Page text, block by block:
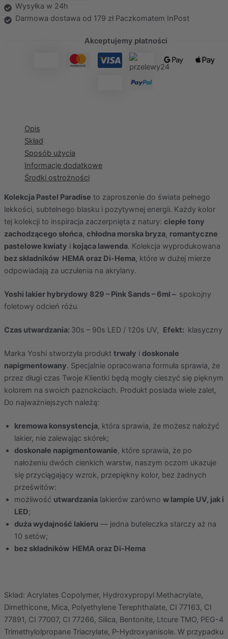
Wysyłka w 24h
Darmowa dostawa od 179 zł Paczkomatem InPost
Akceptujemy płatności
Opis
Skład
Sposób użycia
Informacje dodatkowe
Środki ostrożności
Kolekcja Pastel Paradise to zaproszenie do świata pełnego
lekkości, subtelnego blasku i pozytywnej energii. Każdy kolor
tej kolekcji to inspiracja zaczerpnięta z natury: ciepłe tony
zachodzącego słońca, chłodna morska bryza, romantyczne
pastelowe kwiaty i kojąca lawenda. Kolekcja wyprodukowana
bez składników HEMA oraz Di-Hema, które w dużej mierze
odpowiadają za uczulenia na akrylany.
Yoshi lakier hybrydowy 829 – Pink Sands – 6ml – spokojny
foletowy odcień różu.
Czas utwardzania: 30s – 90s LED / 120s UV, Efekt: klasyczny
Marka Yoshi stworzyła produkt trwały i doskonale
napigmentowany. Specjalnie opracowana formuła sprawia, że
przez długi czas Twoje Klientki będą mogły cieszyć się pięknym
kolorem na swoich paznokciach. Produkt posiada wiele zalet,
Do najważniejszych należą:
kremowa konsystencja, która sprawia, że możesz nałożyć
lakier, nie zalewając skórek;
doskonałe napigmentowanie, które sprawia, że po
nałożeniu dwóch cienkich warstw, naszym oczom ukazuje
się przyciągający wzrok, przepiękny kolor, bez żadnych
prześwitów:
możliwość utwardzania lakierów zarówno w lampie UV, jak i
LED;
duża wydajność lakieru — jedna buteleczka starczy aż na
10 setów;
bez składników HEMA oraz Di-Hema
Skład: Acrylates Copolymer, Hydroxypropyl Methacrylate,
Dimethicone, Mica, Polyethylene Terephthalate, CI 77163, CI
77891, CI 77007, CI 77266, Silica, Bentonite, Ltcure TMO, PEG-4
Trimethylolpropane Triacrylate, P-Hydroxyanisole. W przypadku